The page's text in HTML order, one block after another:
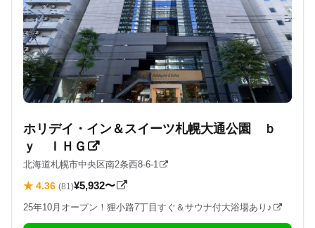
ホリデイ・イン＆スイーツ札幌大通公園 ｂ
ｙ ＩＨＧ
北海道札幌市中央区南2条西8-6-1
★ 4.36(81)¥5,932〜
25年10月オープン！狸小路7丁目すぐ＆サウナ付大浴場あり♪